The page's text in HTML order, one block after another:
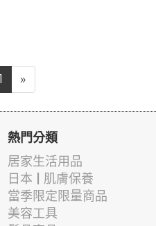
»
熱門分類
居家生活用品
日本 | 肌膚保養
當季限定限量商品
美容工具